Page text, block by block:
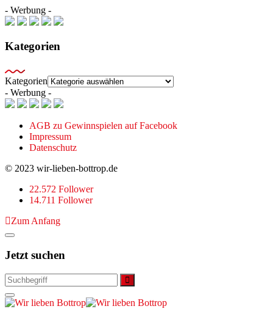
- Werbung -
Kategorien
Kategorien
- Werbung -
AGB zu Gewinnspielen auf Facebook
Impressum
Datenschutz
© 2023 wir-lieben-bottrop.de
22.572 Follower
14.711 Follower
Zum Anfang
Jetzt suchen